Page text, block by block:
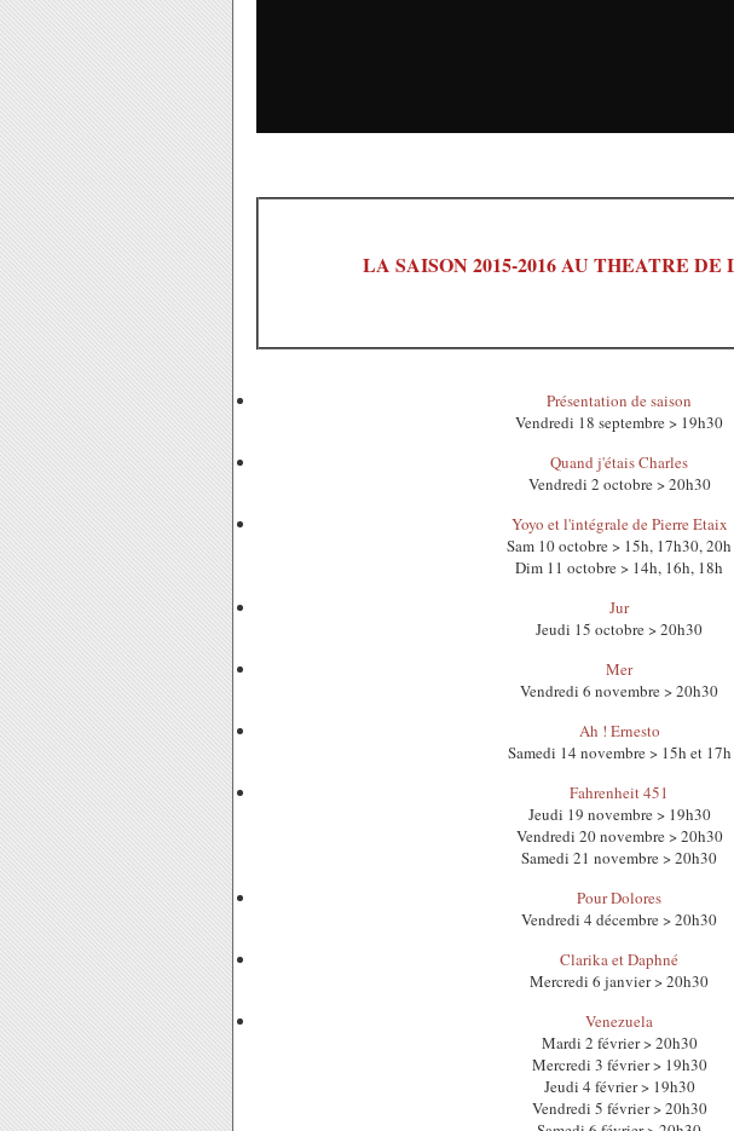
LA SAISON 2015-2016 AU THEATRE
Présentation de saison
Vendredi 18 septembre > 19h30
Quand j'étais Charles
Vendredi 2 octobre > 20h30
Yoyo et l'intégrale de Pierre Etaix
Sam 10 octobre > 15h, 17h30, 20h
Dim 11 octobre > 14h, 16h, 18h
Jur
Jeudi 15 octobre > 20h30
Mer
Vendredi 6 novembre > 20h30
Ah ! Ernesto
Samedi 14 novembre > 15h et 17h
Fahrenheit 451
Jeudi 19 novembre > 19h30
Vendredi 20 novembre > 20h30
Samedi 21 novembre > 20h30
Pour Dolores
Vendredi 4 décembre > 20h30
Clarika et Daphné
Mercredi 6 janvier > 20h30
Venezuela
Mardi 2 février > 20h30
Mercredi 3 février > 19h30
Jeudi 4 février > 19h30
Vendredi 5 février > 20h30